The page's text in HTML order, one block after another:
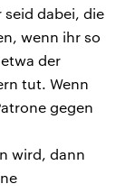
dabei, die
wenn ihr so
der
tut. Wenn
gegen
wird, dann